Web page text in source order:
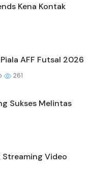
Kena Kontak
AFF Futsal 2026
261
Sukses Melintas
Streaming Video